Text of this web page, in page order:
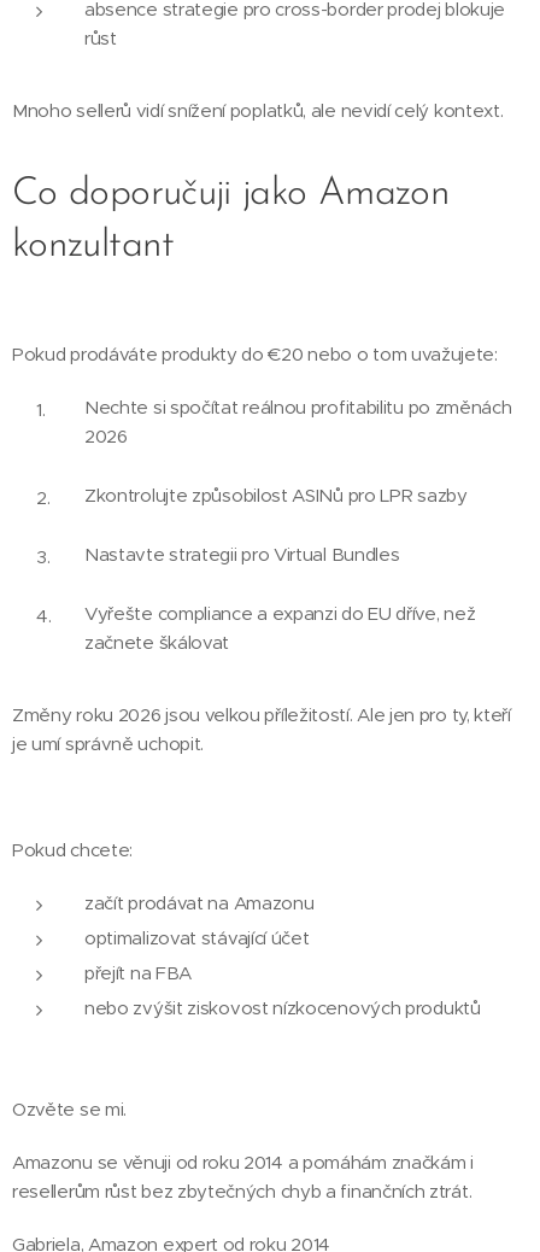
absence strategie pro cross-border prodej blokuje
růst
Mnoho sellerů vidí snížení poplatků, ale nevidí celý kontext.
Co doporučuji jako Amazon
konzultant
Pokud prodáváte produkty do €20 nebo o tom uvažujete:
Nechte si spočítat reálnou profitabilitu po změnách
2026
Zkontrolujte způsobilost ASINů pro LPR sazby
Nastavte strategii pro Virtual Bundles
Vyřešte compliance a expanzi do EU dříve, než
začnete škálovat
Změny roku 2026 jsou velkou příležitostí. Ale jen pro ty, kteří
je umí správně uchopit.
Pokud chcete:
začít prodávat na Amazonu
optimalizovat stávající účet
přejít na FBA
nebo zvýšit ziskovost nízkocenových produktů
Ozvěte se mi.
Amazonu se věnuji od roku 2014 a pomáhám značkám i
resellerům růst bez zbytečných chyb a finančních ztrát.
Gabriela, Amazon expert od roku 2014